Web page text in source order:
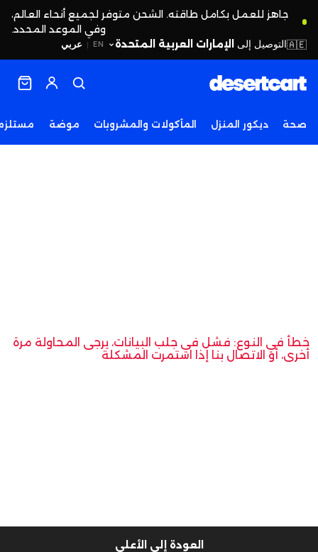
جاهز للعمل بكامل طاقته. الشحن متوفر لجميع أنحاء العالم،
وفي الموعد المحدد.
EN
| عربي 🇦🇪التوصيل إلى الإمارات العربية المتحدة
صحة ديكور المنزل المأكولات والمشروبات موضة
خطأ في النوع: فشل في جلب البيانات، يرجى المحاولة مرة
أخرى، أو الاتصال بنا إذا استمرت المشكلة
العودة إلى الأعلى